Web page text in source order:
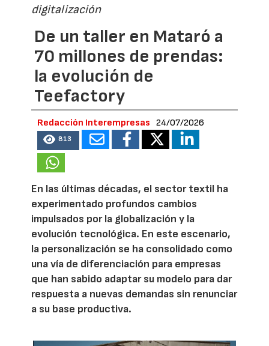
digitalización
De un taller en Mataró a
70 millones de prendas:
la evolución de
Teefactory
Redacción Interempresas 24/07/2026
813
En las últimas décadas, el sector textil ha
experimentado profundos cambios
impulsados por la globalización y la
evolución tecnológica. En este escenario,
la personalización se ha consolidado como
una vía de diferenciación para empresas
que han sabido adaptar su modelo para dar
respuesta a nuevas demandas sin renunciar
a su base productiva.